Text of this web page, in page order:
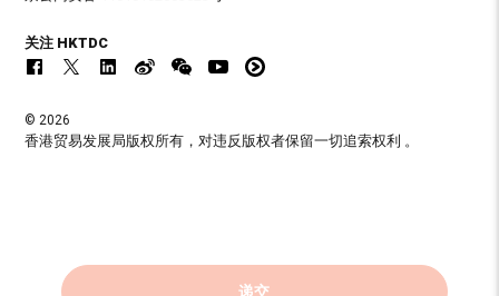
递交
关注 HKTDC
© 2026
香港贸易发展局版权所有，对违反版权者保留一切追索权利 。